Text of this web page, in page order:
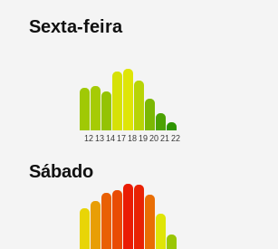
Sexta-feira
12 13 14 17 18 19 20 21 22
Sábado